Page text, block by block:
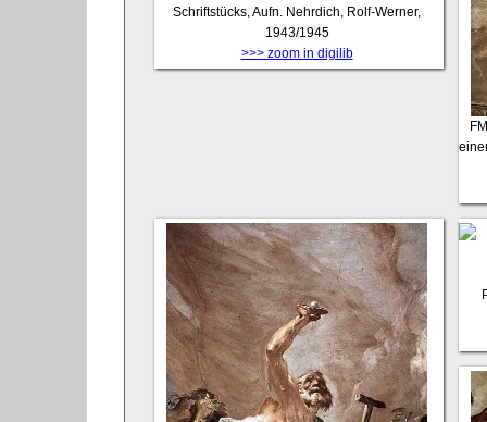
Schriftstücks, Aufn. Nehrdich, Rolf-Werner,
1943/1945
>>> zoom in digilib